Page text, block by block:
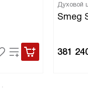
Духовой
Smeg
381